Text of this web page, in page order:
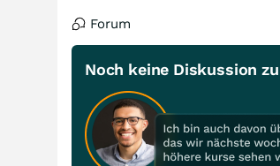
Forum
Noch keine Diskussion zu